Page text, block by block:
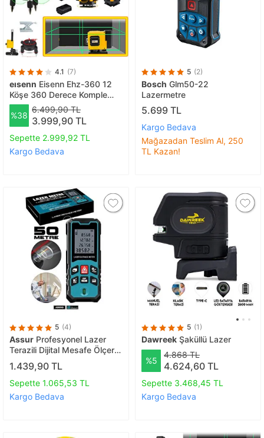
4.1 (7)
eısenn Eisenn Ehz-360 12
Köşe 360 Derece Komple
Heryere Artı Lazer Terazi
Distomat Mıknatıslı Çantalı
Kumandalı
%38
6.499,90 TL
3.999,90 TL
Sepette 2.999,92 TL
Kargo Bedava
5 (2)
Bosch Glm50-22
Lazermetre
5.699 TL
Kargo Bedava
Mağazadan Teslim Al, 250
TL Kazan!
5 (4)
Assur Profesyonel Lazer
Terazili Dijital Mesafe Ölçer
50 Metre Ölçüm Cihazı Mavi
1.439,90 TL
Sepette 1.065,53 TL
Kargo Bedava
5 (1)
Dawreek Şaküllü Lazer
%5
4.868 TL
4.624,60 TL
Sepette 3.468,45 TL
Kargo Bedava